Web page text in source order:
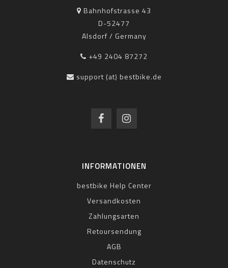
Bahnhofstrasse 43
D-52477
Alsdorf / Germany
+49 2404 87272
support (at) bestbike.de
INFORMATIONEN
bestbike Help Center
Versandkosten
Zahlungsarten
Retoursendung
AGB
Datenschutz